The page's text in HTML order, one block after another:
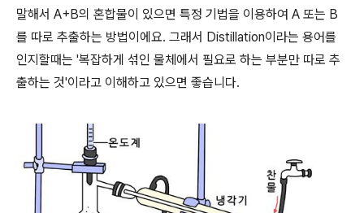
말해서 A+B의 혼합물이 있으면 특정 기법을 이용하여 A 또는 B
를 따로 추출하는 방법이에요. 그래서 Distillation이라는 용어를
인지할때는 '복잡하게 섞인 물체에서 필요로 하는 부분만 따로 추
출하는 것'이라고 이해하고 있으면 좋습니다.